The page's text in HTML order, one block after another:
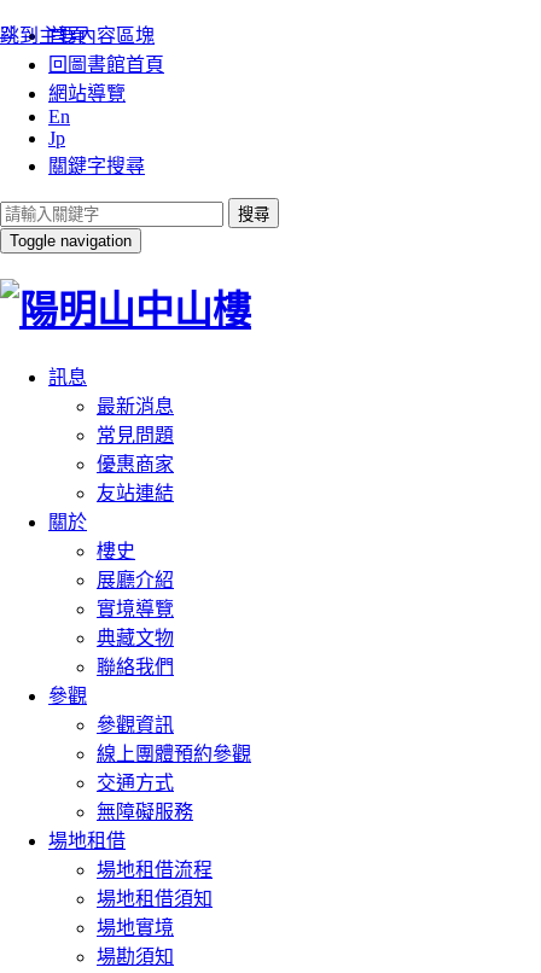
跳到主要內容區塊
:::
首頁
回圖書館首頁
網站導覽
En
Jp
關鍵字搜尋
搜尋
Toggle navigation
訊息
最新消息
常見問題
優惠商家
友站連結
關於
樓史
展廳介紹
實境導覽
典藏文物
聯絡我們
參觀
參觀資訊
線上團體預約參觀
交通方式
無障礙服務
場地租借
場地租借流程
場地租借須知
場地實境
場勘須知